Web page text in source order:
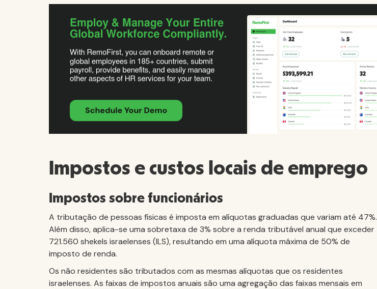
Impostos e custos locais de emprego
Impostos sobre funcionários
A tributação de pessoas físicas é imposta em alíquotas graduadas que variam até 47%.
Além disso, aplica-se uma sobretaxa de 3% sobre a renda tributável anual que exceder
721.560 shekels israelenses (ILS), resultando em uma alíquota máxima de 50% de
imposto de renda.
Os não residentes são tributados com as mesmas alíquotas que os residentes
israelenses. As faixas de impostos anuais são uma agregação das faixas mensais em